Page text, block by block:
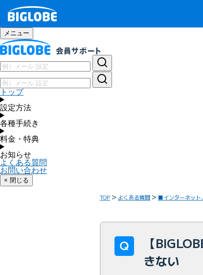
メニュー
トップ
設定方法
各種手続き
料金・特典
お知らせ
よくある質問
お問い合わせ
× 閉じる
TOP よくある質問 ■インターネット
【
きない